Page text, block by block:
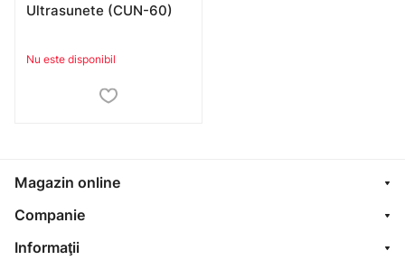
Ultrasunete (CUN-60)
Nu este disponibil
Magazin online
Companie
Informaţii